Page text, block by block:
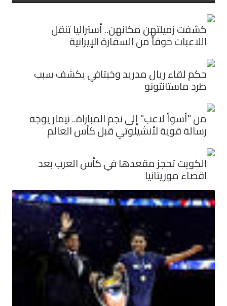
كشفت زميلتهن مكانهن.. أستراليا تنقل
اللاعبات خوفاً من السفارة الإيرانية
حكم لقاء ريال مدريد وخيتافي يكشف سبب
طرد ماستانتونو
من "أسوأ لاعب" إلى نجم المباراة.. نيمار يوجه
رسالة قوية لأنشيلوتي قبل كأس العالم
الكويت تحجز مقعدها في كأس العرب بعد
اقصاء موريتانيا